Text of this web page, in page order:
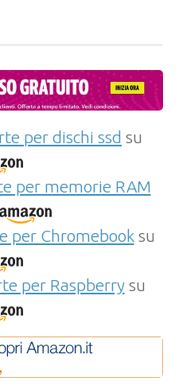
per dischi ssd su
per memorie RAM
per Chromebooksu
per Raspberrysu